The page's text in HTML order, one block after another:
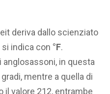
deriva dallo scienziato
indica con °F.
anglosassoni, in questa
mentre a quella di
il valore 212, entrambe